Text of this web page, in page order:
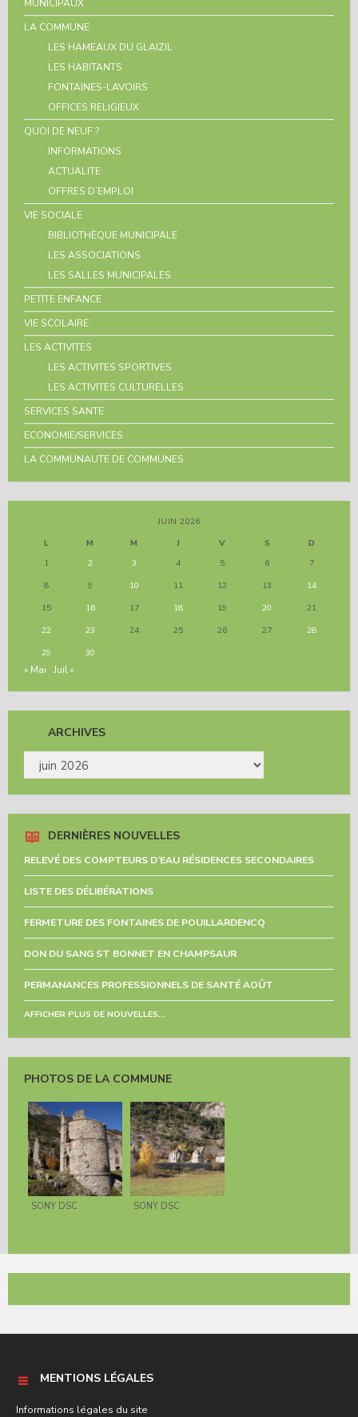
MUNICIPAUX
LA COMMUNE
LES HAMEAUX DU GLAIZIL
LES HABITANTS
FONTAINES-LAVOIRS
OFFICES RELIGIEUX
QUOI DE NEUF ?
INFORMATIONS
ACTUALITE
OFFRES D’EMPLOI
VIE SOCIALE
BIBLIOTHÈQUE MUNICIPALE
LES ASSOCIATIONS
LES SALLES MUNICIPALES
PETITE ENFANCE
VIE SCOLAIRE
LES ACTIVITES
LES ACTIVITES SPORTIVES
LES ACTIVITES CULTURELLES
SERVICES SANTE
ECONOMIE/SERVICES
LA COMMUNAUTE DE COMMUNES
JUIN 2026
L
M M J V S
D
1
2 3 4 5 6
7
8
9 10 11 12 13
14
15
16 17 18 19 20
21
22
23 24 25 26 27
28
29
30
« Mai Juil »
ARCHIVES
DERNIÈRES NOUVELLES
RELEVÉ DES COMPTEURS D’EAU RÉSIDENCES SECONDAIRES
LISTE DES DÉLIBÉRATIONS
FERMETURE DES FONTAINES DE POUILLARDENCQ
DON DU SANG ST BONNET EN CHAMPSAUR
PERMANANCES PROFESSIONNELS DE SANTÉ AOÛT
AFFICHER PLUS DE NOUVELLES...
PHOTOS DE LA COMMUNE
SONY DSC SONY DSC
MENTIONS LÉGALES
Informations légales du site